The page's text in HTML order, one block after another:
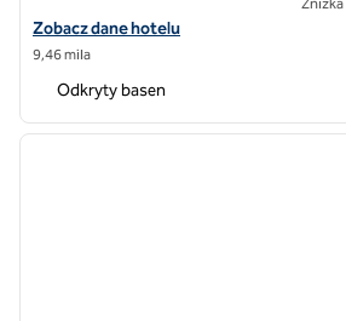
Zobacz szczegóły hotelu Baros Maldives,
Zobacz dane hotelu
9,46 mila
Odkryty basen
1 z 12